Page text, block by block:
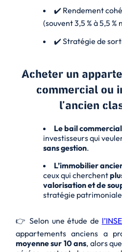
✔️ Rendement
(souvent 3,5 % à 5,5 %
✔️ Stratégie de
Acheter un
commercial ou
l’ancien
Le bail commercial
investisseurs qui
sans gestion.
L’immobilier
ceux qui cherchent
valorisation et de
stratégie
👉 Selon une étude de
appartements anciens a
moyenne sur 10 ans, alors